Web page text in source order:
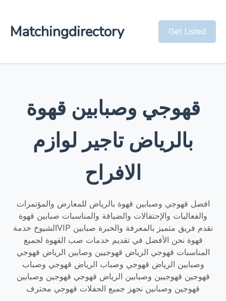
Matchingdirectory Get Listed
قهوجي وصبابين قهوة
بالرياض تاجير لوازم
الافراح
افضل قهوجي وصبابين قهوة بالرياض للمعارض والمؤتمرات
والفعاليات والإحتفالات والضيافة والمناسبات صبابين قهوة
الشيوخ خدمةVIP نقدم فريق متميز بالمعرفة والخبرة صبابين
قهوة نحن الأفضل في تقديم خدمات صب القهوة لجميع
المناسبات قهوجي الرياض قهوجيين وصابين الرياض قهوجي
وصبابين الرياض قهوجي وصباب الرياض قهوجي وصباب
قهوجين قهوجيين وصبابين الرياض قهوجي قهوجين وصبابين
قهوجين وصبابين نجهز جميع الحفلات قهوجي محترف